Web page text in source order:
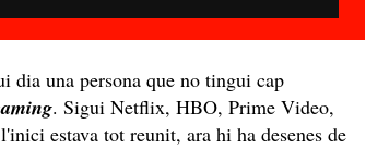
dia una persona que no tingui cap
. Sigui Netflix, HBO, Prime Video,
estava tot reunit, ara hi ha desenes de